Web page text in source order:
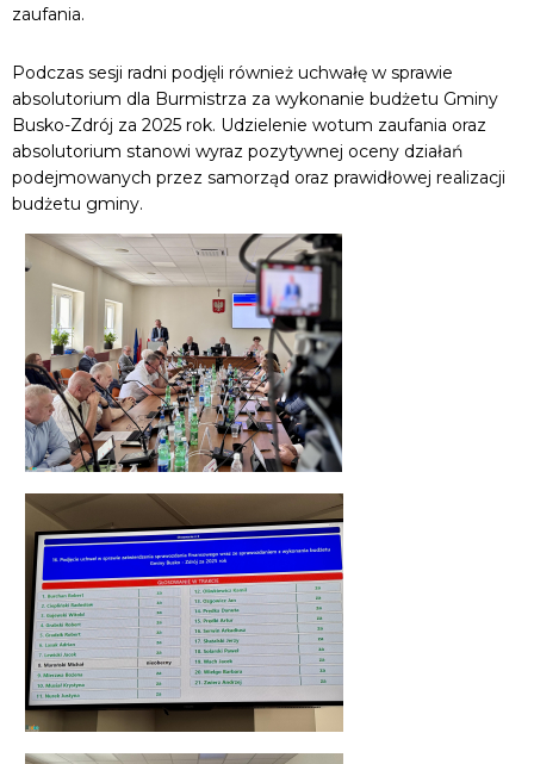
zaufania.
Podczas sesji radni podjęli również uchwałę w sprawie
absolutorium dla Burmistrza za wykonanie budżetu Gminy
Busko-Zdrój za 2025 rok. Udzielenie wotum zaufania oraz
absolutorium stanowi wyraz pozytywnej oceny działań
podejmowanych przez samorząd oraz prawidłowej realizacji
budżetu gminy.